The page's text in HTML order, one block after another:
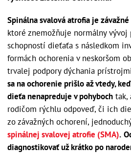
Spinálna svalová atrofia je
ktoré znemožňuje normálny vývoj
schopností dieťaťa s následkom
formách ochorenia v neskoršom
trvalej podpory dýchania
sa na ochorenie prišlo až vtedy,
dieťa nenapreduje v pohyboch tak,
rodičom rýchlu odpoveď, či ich
zo závažných ochorení,
spinálnej svalovej atrofie (SMA).
diagnostikovať už krátko po